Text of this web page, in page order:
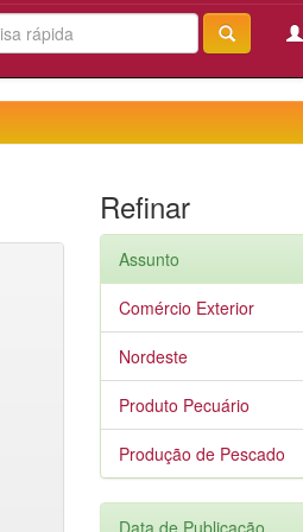
Refinar
Assunto
Comércio Exterior
Nordeste
Produto Pecuário
Produção de Pescado
Data de Publicação